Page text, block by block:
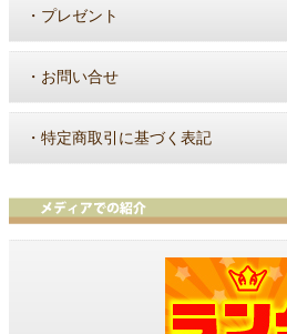
・ プレゼント
・ お問い合せ
・ 特定商取引に基づく表記